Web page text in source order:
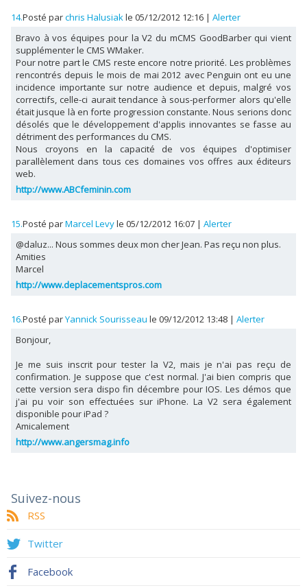
14.Posté parchris Halusiakle 05/12/2012 12:16 | Alerter
Bravo à vos équipes pour la V2 du mCMS GoodBarber qui vient
supplémenter le CMS WMaker.
Pour notre part le CMS reste encore notre priorité. Les problèmes
rencontrés depuis le mois de mai 2012 avec Penguin ont eu une
incidence importante sur notre audience et depuis, malgré vos
correctifs, celle-ci aurait tendance à sous-performer alors qu'elle
était jusque là en forte progression constante. Nous serions donc
désolés que le développement d'applis innovantes se fasse au
détriment des performances du CMS.
Nous croyons en la capacité de vos équipes d'optimiser
parallèlement dans tous ces domaines vos offres aux éditeurs
web.
http://www.ABCfeminin.com
15.Posté parMarcel Levyle 05/12/2012 16:07 | Alerter
@daluz... Nous sommes deux mon cher Jean. Pas reçu non plus.
Amities
Marcel
http://www.deplacementspros.com
16.Posté parYannick Sourisseau le 09/12/2012 13:48 | Alerter
Bonjour,
Je me suis inscrit pour tester la V2, mais je n'ai pas reçu de
confirmation. Je suppose que c'est normal. J'ai bien compris que
cette version sera dispo fin décembre pour IOS. Les démos que
j'ai pu voir son effectuées sur iPhone. La V2 sera également
disponible pour iPad ?
Amicalement
http://www.angersmag.info
Suivez-nous
RSS
Twitter
Facebook